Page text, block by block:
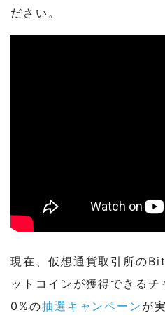
ださい。
現在、仮想通貨取引所の
ットコインが獲得できる
0%の抽選キャンペーン が